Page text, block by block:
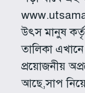
উৎস মানুষ
তালিকা
প্রয়োজনীয়
আছে,সাপ নিয়ে